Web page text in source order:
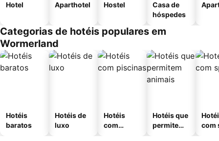
Hotel Aparthotel Hostel
Casa de
hóspedes
Categorias de hotéis populares em
Wormerland
Hotéis
baratos
Hotéis de
luxo
Hotéis
com
Hotéis que
permitem
com